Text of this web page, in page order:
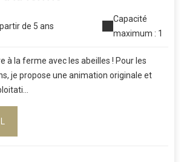
de 5 ans
Capacité
maximum : 1
à la ferme avec les abeilles ! Pour les
je propose une animation originale et